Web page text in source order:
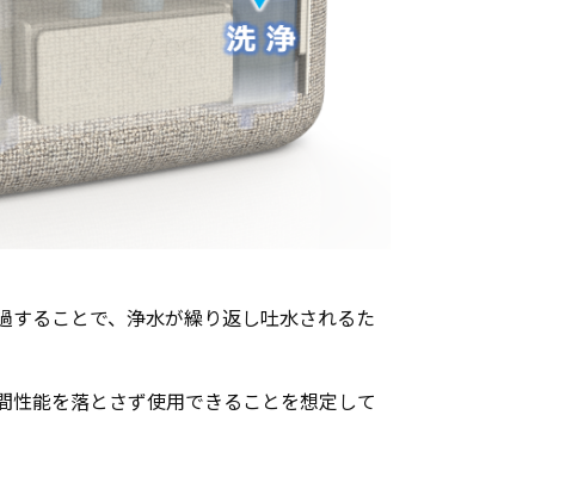
ることで、浄水が繰り返し吐水されるた
能を落とさず使用できることを想定して